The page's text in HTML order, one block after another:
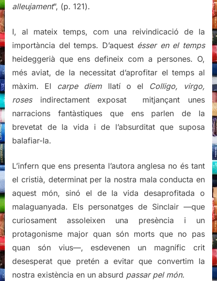
alleujament”, (p. 121).
I, al mateix temps, com una reivindicació de la
importància del temps. D’aquest ésser en el temps
heideggerià que ens defineix com a persones. O,
més aviat, de la necessitat d’aprofitar el temps al
màxim. El carpe diemllatí o el
Colligo, virgo,
rosesindirectament exposat mitjançant unes
narracions fantàstiques que ens parlen de la
brevetat de la vida i de l’absurditat que suposa
balafiar-la.
L’infern que ens presenta l’autora anglesa no és tant
el cristià, determinat per la nostra mala conducta en
aquest món, sinó el de la vida desaprofitada o
malaguanyada. Els personatges de Sinclair —que
curiosament assoleixen una presència i un
protagonisme major quan són morts que no pas
quan són vius—, esdevenen un magnífic crit
desesperat que pretén a evitar que convertim la
nostra existència en un absurd passar pel món.